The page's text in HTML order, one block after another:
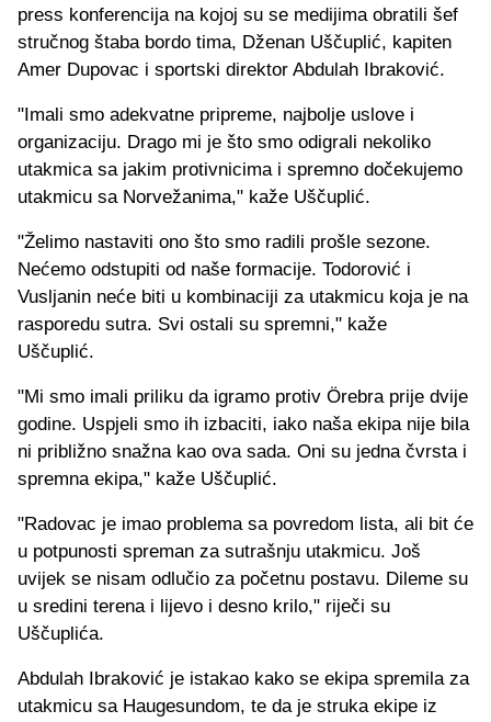
press konferencija na kojoj su se medijima obratili šef
stručnog štaba bordo tima, Dženan Uščuplić, kapiten
Amer Dupovac i sportski direktor Abdulah Ibraković.
"Imali smo adekvatne pripreme, najbolje uslove i
organizaciju. Drago mi je što smo odigrali nekoliko
utakmica sa jakim protivnicima i spremno dočekujemo
utakmicu sa Norvežanima," kaže Uščuplić.
"Želimo nastaviti ono što smo radili prošle sezone.
Nećemo odstupiti od naše formacije. Todorović i
Vusljanin neće biti u kombinaciji za utakmicu koja je na
rasporedu sutra. Svi ostali su spremni," kaže
Uščuplić.
"Mi smo imali priliku da igramo protiv Örebra prije dvije
godine. Uspjeli smo ih izbaciti, iako naša ekipa nije bila
ni približno snažna kao ova sada. Oni su jedna čvrsta i
spremna ekipa," kaže Uščuplić.
"Radovac je imao problema sa povredom lista, ali bit će
u potpunosti spreman za sutrašnju utakmicu. Još
uvijek se nisam odlučio za početnu postavu. Dileme su
u sredini terena i lijevo i desno krilo," riječi su
Uščuplića.
Abdulah Ibraković je istakao kako se ekipa spremila za
utakmicu sa Haugesundom, te da je struka ekipe iz